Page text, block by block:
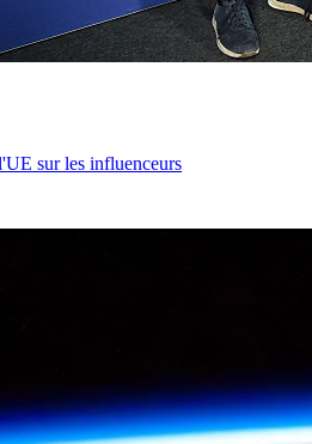
sur les influenceurs